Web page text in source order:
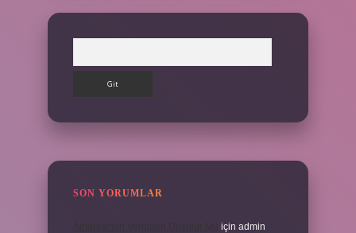
SON YORUMLAR
için admin